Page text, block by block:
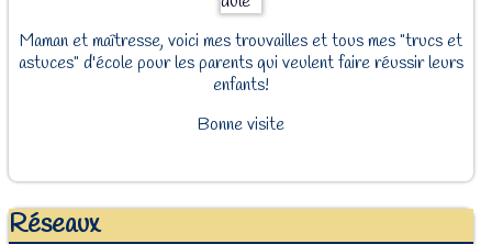
Maman et maîtresse, voici mes trouvailles et tous mes "trucs et
astuces" d'école pour les parents qui veulent faire réussir leurs
enfants!
Bonne visite
Réseaux